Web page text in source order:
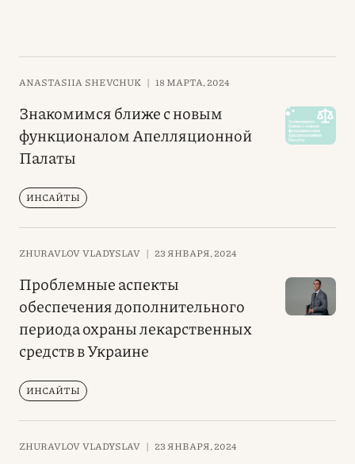
ANASTASIIA SHEVCHUK | 18 МАРТА, 2024
Знакомимся ближе с новым
функционалом Апелляционной
Палаты
ИНСАЙТЫ
ZHURAVLOV VLADYSLAV | 23 ЯНВАРЯ, 2024
Проблемные аспекты
обеспечения дополнительного
периода охраны лекарственных
средств в Украине
ИНСАЙТЫ
ZHURAVLOV VLADYSLAV | 23 ЯНВАРЯ, 2024